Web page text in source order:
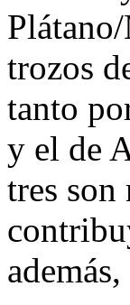
trozos
tanto
y el de
tres